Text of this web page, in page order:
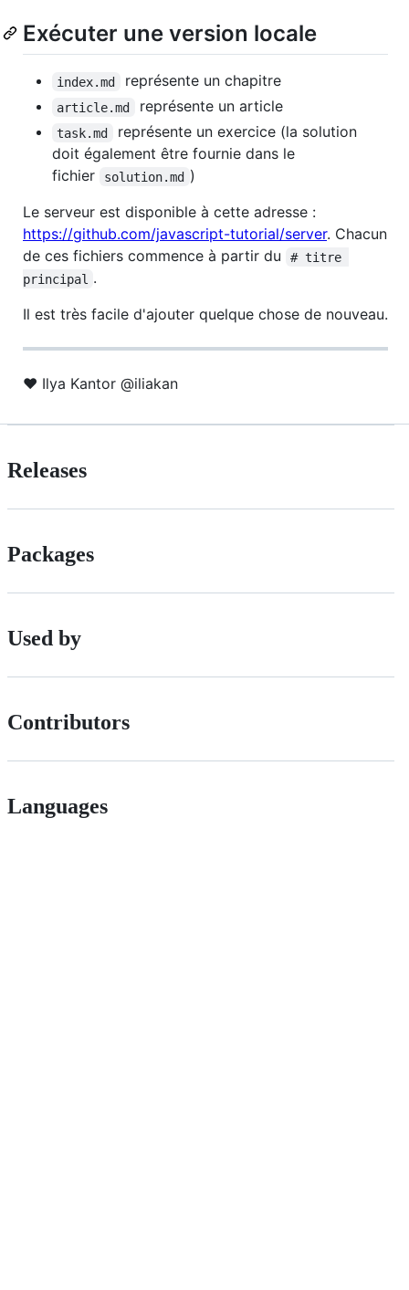
Exécuter une version locale
index.md représente un chapitre
article.md représente un article
task.md
représente un exercice (la solution
doit également être fournie dans le
fichier
solution.md )
Le serveur est disponible à cette adresse :
https://github.com/javascript-tutorial/server. Chacun
de ces fichiers commence à partir du
# titre
principal .
Il est très facile d'ajouter quelque chose de nouveau.
♥ Ilya Kantor @iliakan
Releases
Packages
Used by
Contributors
Languages